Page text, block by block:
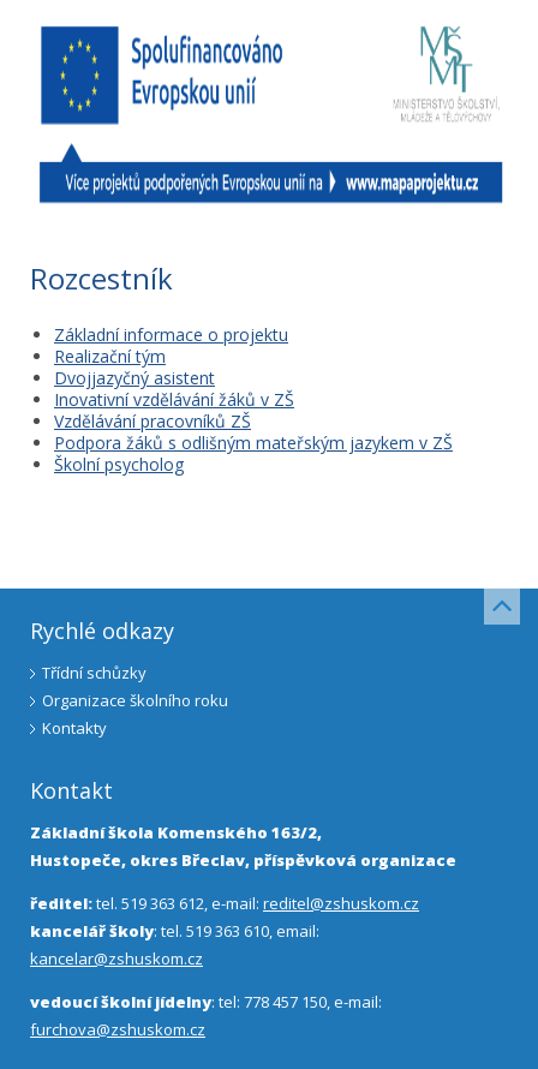
Rozcestník
Základní informace o projektu
Realizační tým
Dvojjazyčný asistent
Inovativní vzdělávání žáků v ZŠ
Vzdělávání pracovníků ZŠ
Podpora žáků s odlišným mateřským jazykem v ZŠ
Školní psycholog
Rychlé odkazy
Třídní schůzky
Organizace školního roku
Kontakty
Kontakt
Základní škola Komenského 163/2,
Hustopeče, okres Břeclav, příspěvková organizace
ředitel:tel. 519 363 612, e-mail: reditel@zshuskom.cz
kancelář školy: tel. 519 363 610, email:
kancelar@zshuskom.cz
vedoucí školní jídelny: tel: 778 457 150, e-mail:
furchova@zshuskom.cz